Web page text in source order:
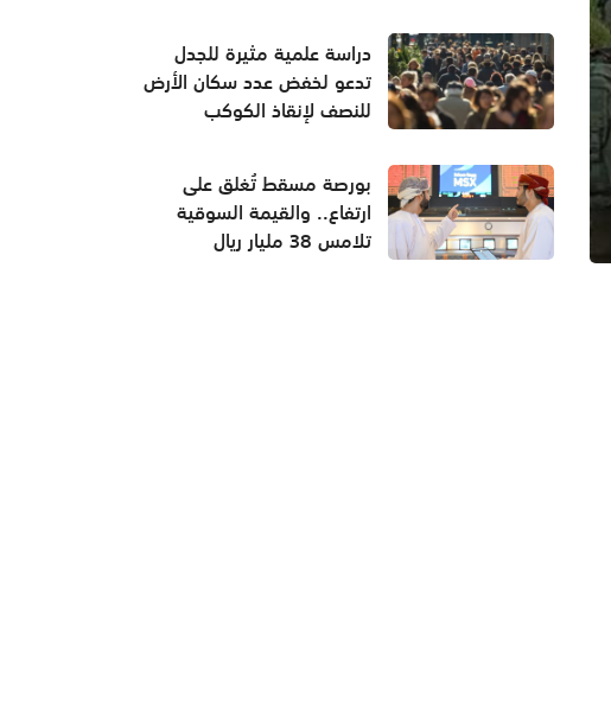
دراسة علمية مثيرة للجدل
تدعو لخفض عدد سكان الأرض
للنصف لإنقاذ الكوكب
بورصة مسقط تُغلق على
ارتفاع.. والقيمة السوقية
تلامس 38 مليار ريال